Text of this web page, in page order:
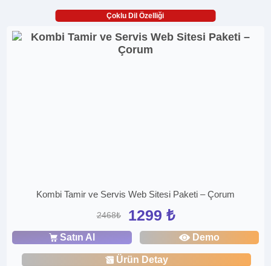
Çoklu Dil Özelliği
Kombi Tamir ve Servis Web Sitesi Paketi – Çorum
2468₺ 1299 ₺
Satın Al Demo
Ürün Detay